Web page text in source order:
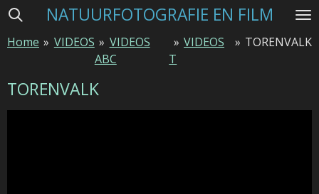
Ga
naar
hoofdinhoud
NATUURFOTOGRAFIE EN FILM
Home » VIDEOS » VIDEOS
ABC
» VIDEOS
T
» TORENVALK
TORENVALK